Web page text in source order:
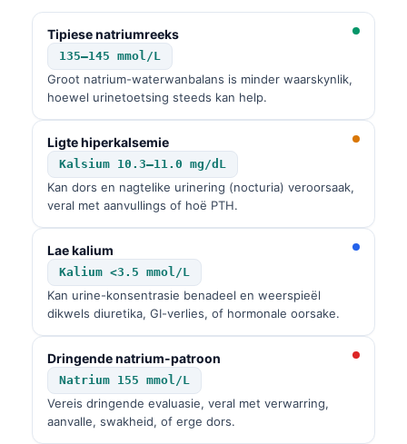
Tipiese natriumreeks
135–145 mmol/L
Groot natrium-waterwanbalans is minder waarskynlik,
hoewel urinetoetsing steeds kan help.
Ligte hiperkalsemie
Kalsium 10.3–11.0 mg/dL
Kan dors en nagtelike urinering (nocturia) veroorsaak,
veral met aanvullings of hoë PTH.
Lae kalium
Kalium <3.5 mmol/L
Kan urine-konsentrasie benadeel en weerspieël
dikwels diuretika, GI-verlies, of hormonale oorsake.
Dringende natrium-patroon
Natrium 155 mmol/L
Vereis dringende evaluasie, veral met verwarring,
aanvalle, swakheid, of erge dors.